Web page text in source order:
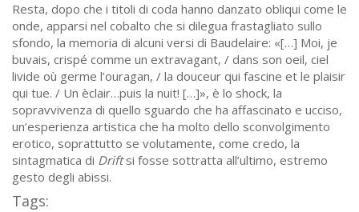
Resta, dopo che i titoli di coda hanno danzato obliqui come le
onde, apparsi nel cobalto che si dilegua frastagliato sullo
sfondo, la memoria di alcuni versi di Baudelaire: «[…] Moi, je
buvais, crispé comme un extravagant, / dans son oeil, ciel
livide où germe l’ouragan, / la douceur qui fascine et le plaisir
qui tue. / Un èclair…puis la nuit! […]», è lo shock, la
sopravvivenza di quello sguardo che ha affascinato e ucciso,
un’esperienza artistica che ha molto dello sconvolgimento
erotico, soprattutto se volutamente, come credo, la
sintagmatica di Driftsi fosse sottratta all’ultimo, estremo
gesto degli abissi.
Tags: